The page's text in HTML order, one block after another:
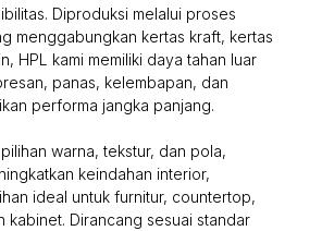
Diproduksi melalui proses
menggabungkan kertas kraft, kertas
HPL kami memiliki daya tahan luar
panas, kelembapan, dan
performa jangka panjang.
warna, tekstur, dan pola,
keindahan interior,
ideal untuk furnitur, countertop,
kabinet. Dirancang sesuai standar